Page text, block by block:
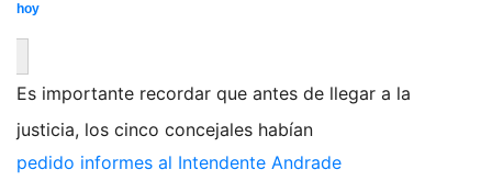
hoy
Es importante recordar que antes de llegar a la
justicia, los cinco concejales habían
pedido informes al Intendente Andrade